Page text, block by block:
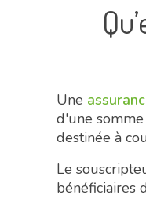
Une
d'une
destinée à
Le
bénéficiaires